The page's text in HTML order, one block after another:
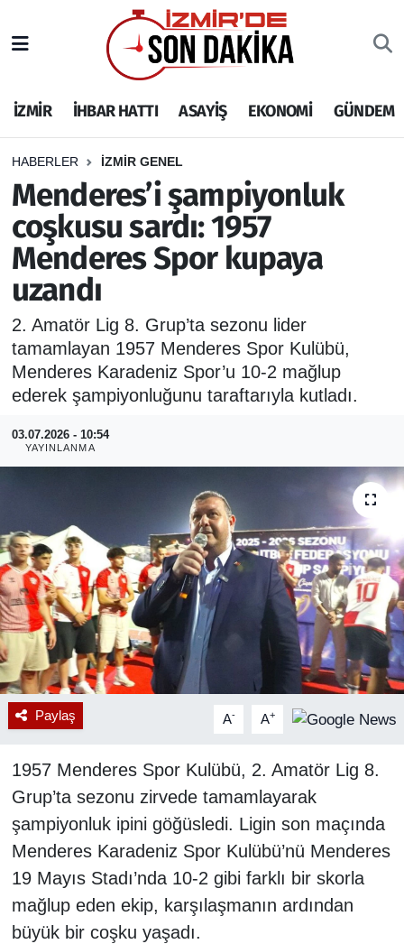
İZMİR İHBAR HATTI ASAYİŞ EKONOMİ GÜNDEM
HABERLER İZMİR GENEL
Menderes’i şampiyonluk
coşkusu sardı: 1957
Menderes Spor kupaya
uzandı
2. Amatör Lig 8. Grup’ta sezonu lider
tamamlayan 1957 Menderes Spor Kulübü,
Menderes Karadeniz Spor’u 10-2 mağlup
ederek şampiyonluğunu taraftarıyla kutladı.
03.07.2026 - 10:54
YAYINLANMA
Paylaş A- A+
1957 Menderes Spor Kulübü, 2. Amatör Lig 8.
Grup’ta sezonu zirvede tamamlayarak
şampiyonluk ipini göğüsledi. Ligin son maçında
Menderes Karadeniz Spor Kulübü’nü Menderes
19 Mayıs Stadı’nda 10-2 gibi farklı bir skorla
mağlup eden ekip, karşılaşmanın ardından
büyük bir coşku yaşadı.
İHBAR HATTI
DEPREM
GENEL
EKONOMİ
SİYASET
SPOR
ASAYİŞ
RESMİ REKLAM
İzmir Nöbetçi Eczaneler
İzmir Hava Durumu
İzmir Namaz Vakitleri
İzmir Trafik Yoğunluk Haritası
Puan Durumu ve Fikstür
Tüm Manşetler
Son Dakika Haberleri
Haber Arşivi